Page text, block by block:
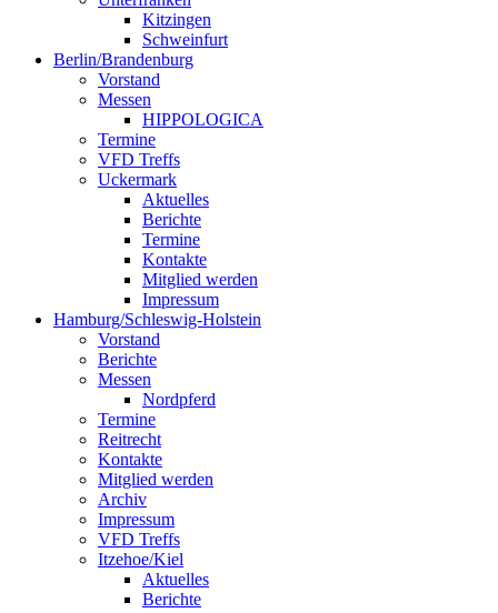
Kitzingen
Schweinfurt
Berlin/Brandenburg
Vorstand
Messen
HIPPOLOGICA
Termine
VFD Treffs
Uckermark
Aktuelles
Berichte
Termine
Kontakte
Mitglied werden
Impressum
Hamburg/Schleswig-Holstein
Vorstand
Berichte
Messen
Nordpferd
Termine
Reitrecht
Kontakte
Mitglied werden
Archiv
Impressum
VFD Treffs
Itzehoe/Kiel
Aktuelles
Berichte